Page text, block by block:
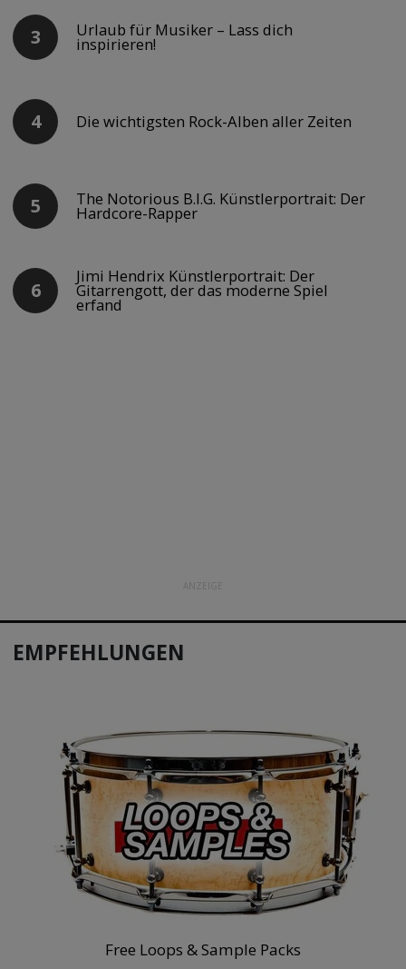
Urlaub für Musiker – Lass dich
inspirieren!
Die wichtigsten Rock-Alben aller Zeiten
The Notorious B.I.G. Künstlerportrait: Der
Hardcore-Rapper
Jimi Hendrix Künstlerportrait: Der
Gitarrengott, der das moderne Spiel
erfand
ANZEIGE
EMPFEHLUNGEN
Free Loops & Sample Packs